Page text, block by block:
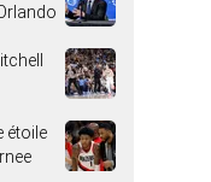
étoile